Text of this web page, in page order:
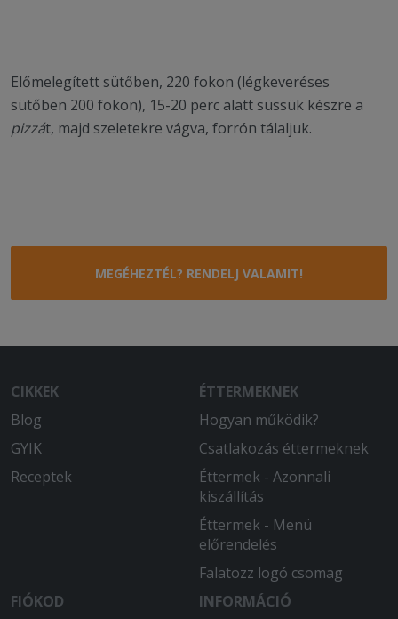
Előmelegített sütőben, 220 fokon (légkeveréses
sütőben 200 fokon), 15-20 perc alatt süssük készre a
pizzát, majd szeletekre vágva, forrón tálaljuk.
MEGÉHEZTÉL? RENDELJ VALAMIT!
CIKKEK
Blog
GYIK
Receptek
ÉTTERMEKNEK
Hogyan működik?
Csatlakozás éttermeknek
Éttermek - Azonnali
kiszállítás
Éttermek - Menü
előrendelés
Falatozz logó csomag
FIÓKOD
INFORMÁCIÓ